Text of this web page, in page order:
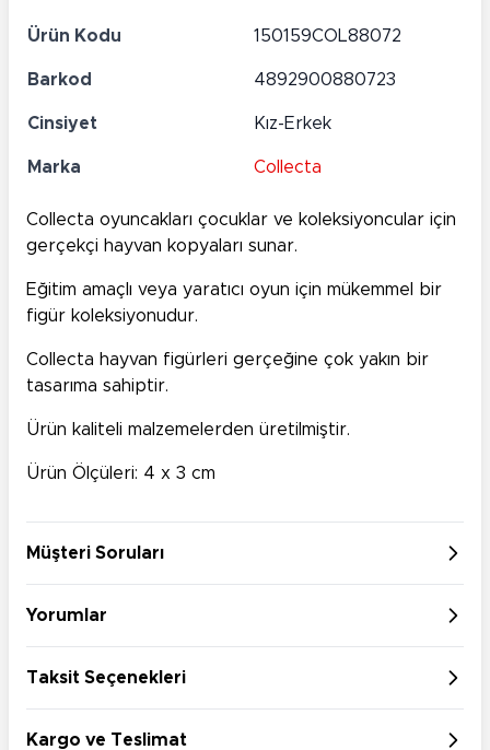
Ürün Kodu 150159COL88072
Barkod 4892900880723
Cinsiyet Kız-Erkek
Marka Collecta
Collecta oyuncakları çocuklar ve koleksiyoncular için
gerçekçi hayvan kopyaları sunar.
Eğitim amaçlı veya yaratıcı oyun için mükemmel bir
figür koleksiyonudur.
Collecta hayvan figürleri gerçeğine çok yakın bir
tasarıma sahiptir.
Ürün kaliteli malzemelerden üretilmiştir.
Ürün Ölçüleri: 4 x 3 cm
Müşteri Soruları
Yorumlar
Taksit Seçenekleri
Kargo ve Teslimat